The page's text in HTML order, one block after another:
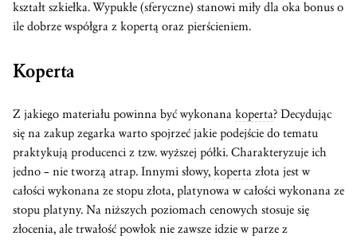
kształt szkiełka. Wypukłe (sferyczne) stanowi miły dla oka bonus o
ile dobrze współgra z kopertą oraz pierścieniem.
Koperta
Z jakiego materiału powinna być wykonana koperta? Decydując
się na zakup zegarka warto spojrzeć jakie podejście do tematu
praktykują producenci z tzw. wyższej półki. Charakteryzuje ich
jedno – nie tworzą atrap. Innymi słowy, koperta złota jest w
całości wykonana ze stopu złota, platynowa w całości wykonana ze
stopu platyny. Na niższych poziomach cenowych stosuje się
złocenia, ale trwałość powłok nie zawsze idzie w parze z